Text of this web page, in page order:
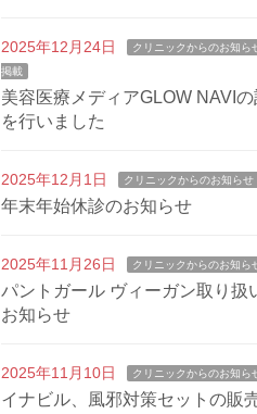
2025年12月24日 クリニックからのお知ら
掲載
美容医療メディアGLOW NAVI
を行いました
2025年12月1日 クリニックからのお知らせ
年末年始休診のお知らせ
2025年11月26日 クリニックからのお知ら
パントガール ヴィーガン取り扱
お知らせ
2025年11月10日 クリニックからのお知ら
イナビル、風邪対策セットの販